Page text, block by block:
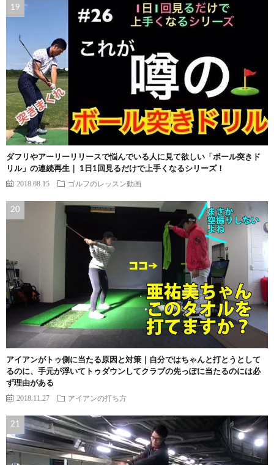
ダフリやアーリーリリースで悩んでいる人に見て欲しい「ボール突きド
リル」の連続再生｜ 1日1回見るだけで上手くなるシリーズ！
2018.08.15 ゴルフのレッスン動画
アイアンがトゥ側に当たる原因と対策｜自分ではちゃんと打とうとして
るのに、手元が浮いてトゥダウンしてクラブの先っぽに当たるのには必
ず理由がある
2018.11.27 アイアンの打ち方